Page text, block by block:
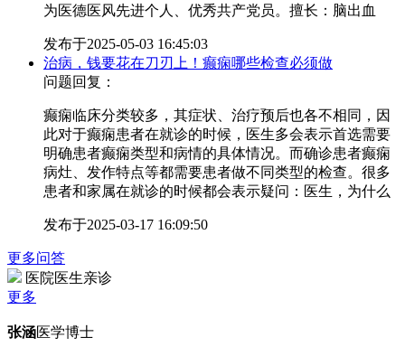
为医德医风先进个人、优秀共产党员。擅长：脑出血
发布于2025-05-03 16:45:03
治病，钱要花在刀刃上！癫痫哪些检查必须做
问题回复：
癫痫临床分类较多，其症状、治疗预后也各不相同，因
此对于癫痫患者在就诊的时候，医生多会表示首选需要
明确患者癫痫类型和病情的具体情况。而确诊患者癫痫
病灶、发作特点等都需要患者做不同类型的检查。很多
患者和家属在就诊的时候都会表示疑问：医生，为什么
发布于2025-03-17 16:09:50
更多问答
医院医生亲诊
更多
张涵医学博士